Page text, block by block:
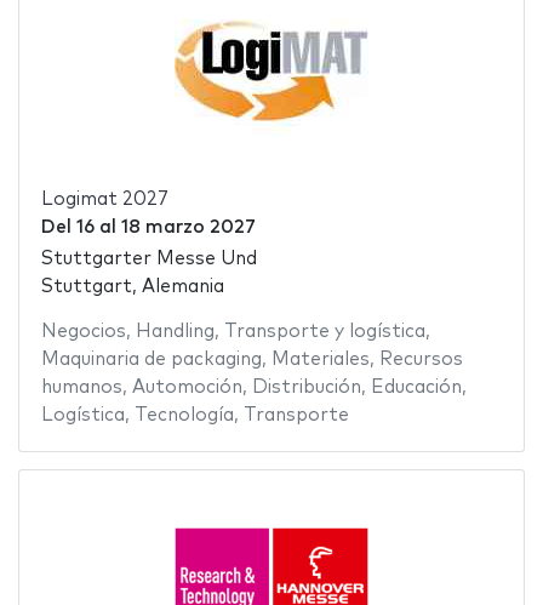
Logimat 2027
Del 16al 18 marzo 2027
Stuttgarter Messe Und
Stuttgart, Alemania
Negocios, Handling, Transporte y logística,
Maquinaria de packaging, Materiales, Recursos
humanos, Automoción, Distribución, Educación,
Logística, Tecnología, Transporte